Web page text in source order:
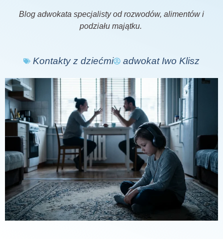
Blog adwokata specjalisty od rozwodów, alimentów i
podziału majątku.
Kontakty z dziećmi adwokat Iwo Klisz